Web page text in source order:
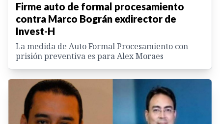
Firme auto de formal procesamiento
contra Marco Bográn exdirector de
Invest-H
La medida de Auto Formal Procesamiento con
prisión preventiva es para Alex Moraes